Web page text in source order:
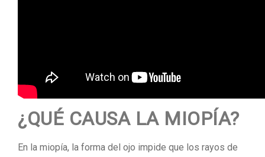
¿QUÉ CAUSA LA MIOPÍA?
En la miopía, la forma del ojo impide que los rayos de